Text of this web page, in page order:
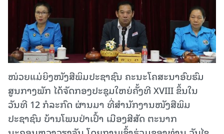
ໜ່ວຍແມ່ຍິງໜັງສືພິມປະຊາຊົນ ຄະນະໂຄສະນາອົບຮົມ
ສູນກາງພັກ ໄດ້ຈັດກອງປະຊຸມໃຫຍ່ຄັ້ງທີ XVIII ຂຶ້ນໃນ
ວັນທີ 12 ກໍລະກົດ ຜ່ານມາ ທີ່ສໍານັກງານໜັງສືພິມ
ປະຊາຊົນ ບ້ານໂພນປ່າເປົ້າ ເມືອງສີສັດ ຕະນາກ